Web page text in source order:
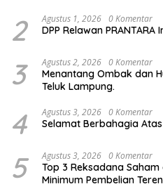
2 Agustus 1, 2026 0 Komentar
DPP Relawan
3 Agustus 2, 2026 0 Komentar
Menantang Ombak dan
Teluk Lampung.
4 Agustus 3, 2026 0 Komentar
Selamat Berbahagia
5 Agustus 3, 2026 0 Komentar
Top 3 Reksadana
Minimum Pembelian